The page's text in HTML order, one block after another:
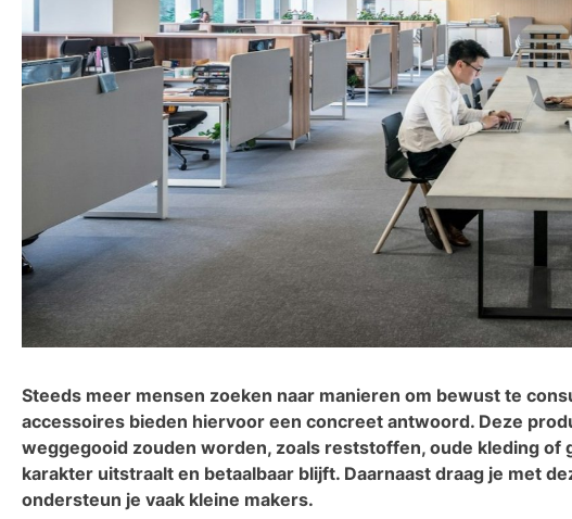
Steeds meer mensen zoeken naar manieren om bewust te
accessoires bieden hiervoor een concreet antwoord. Deze
weggegooid zouden worden, zoals reststoffen, oude kleding
karakter uitstraalt en betaalbaar blijft. Daarnaast draag je met
ondersteun je vaak kleine makers.